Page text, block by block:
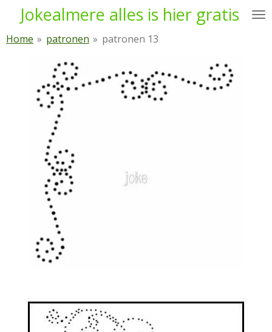
direct
naar
hoofdinhoud
Jokealmere alles is hier gratis
Home » patronen » patronen 13